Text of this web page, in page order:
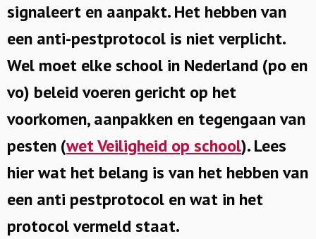
signaleert en aanpakt. Het hebben van
een anti-pestprotocol is niet verplicht.
Wel moet elke school in Nederland (po en
vo) beleid voeren gericht op het
voorkomen, aanpakken en tegengaan van
pesten (wet Veiligheid op school). Lees
hier wat het belang is van het hebben van
een anti pestprotocol en wat in het
protocol vermeld staat.